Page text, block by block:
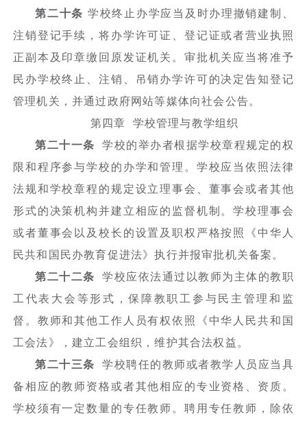
第二十条 学校终止办学应当及时办理撤销建制、
注销登记手续，将办学许可证、登记证或者营业执照
正副本及印章缴回原发证机关。审批机关应当将准予
民办学校终止、注销、吊销办学许可的决定告知登记
管理机关，并通过政府网站等媒体向社会公告。
第四章 学校管理与教学组织
第二十一条学校的举办者根据学校章程规定的权
限和程序参与学校的办学和管理。学校应当依照法律
法规和学校章程的规定设立理事会、董事会或者其他
形式的决策机构并建立相应的监督机制。学校理事会
或者董事会以及校长的设置及职权严格按照《中华人
民共和国民办教育促进法》执行并报审批机关备案。
第二十二条学校应依法通过以教师为主体的教职
工代表大会等形式，保障教职工参与民主管理和监
督。教师和其他工作人员有权依照《中华人民共和国
工会法》，建立工会组织，维护其合法权益。
第二十三条学校聘任的教师或者教学人员应当具
备相应的教师资格或者其他相应的专业资格、资质。
学校须有一定数量的专任教师。聘用专任教师，除依